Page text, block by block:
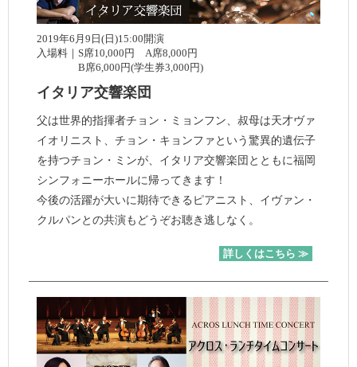
2019年6月9日(日)15:00開演
入場料｜S席10,000円 A席8,000円
B席6,000円(学生券3,000円)
イタリア交響楽団
父は世界的指揮者チョン・ミョンフン、叔母は天才ヴァ
イオリニスト、チョン・キョンファという驚異的遺伝子
を持つチョン・ミンが、イタリア交響楽団とともに福岡
シンフォニーホールに帰ってきます！
今後の活躍が大いに期待できるピアニスト、イヴァン・
クルパンとの共演もどうぞお聴き逃しなく。
詳しくはこちら ≫